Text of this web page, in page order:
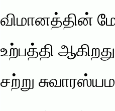
விமானத்தின்
உற்பத்தி
சற்று